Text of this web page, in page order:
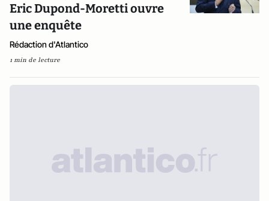
Eric Dupond-Moretti ouvre
une enquête
Rédaction d'Atlantico
1 min de lecture